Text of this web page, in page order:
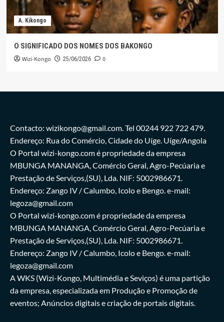
A. Kikongo
O SIGNIFICADO DOS NOMES DOS BAKONGO
Wizi-Kongo 25/06/2026 0
Contacto: wizikongo@gmail.com. Tel 00244 922 722 479.
Endereço: Rua do Comércio, Cidade do Uíge. Uíge/Angola
O Portal wizi-kongo.com é propriedade da empresa
MBUNGA MANANGA, Comércio Geral, Agro-Pecúaria e
Prestação de Serviços,(SU), Lda. NIF: 5002986671.
Endereço: Zango IV / Calumbo, Icolo e Bengo. e-mail:
legoza@gmail.com
O Portal wizi-kongo.com é propriedade da empresa
MBUNGA MANANGA, Comércio Geral, Agro-Pecúaria e
Prestação de Serviços,(SU), Lda. NIF: 5002986671.
Endereço: Zango IV / Calumbo, Icolo e Bengo. e-mail:
legoza@gmail.com
A WKS (Wizi-Kongo, Multimédia e Seviços) é uma partição
da empresa, especializada em Produção e Promoção de
eventos; Anúncios digitais e criação de portais digitais.